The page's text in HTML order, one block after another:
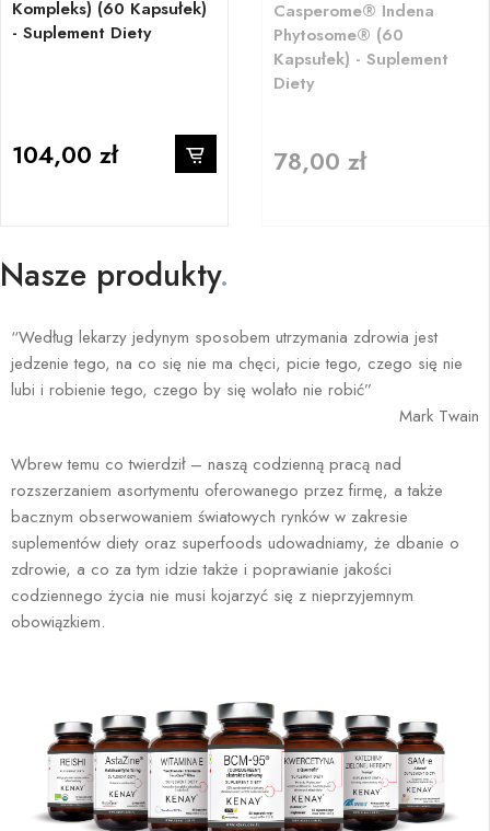
Kompleks) (60 Kapsułek)
- Suplement Diety
104,00 zł
Casperome® Indena
Phytosome® (60
Kapsułek) - Suplement
Diety
78,00 zł
Nasze produkty.
“Według lekarzy jedynym sposobem utrzymania zdrowia jest
jedzenie tego, na co się nie ma chęci, picie tego, czego się nie
lubi i robienie tego, czego by się wolało nie robić”
Mark Twain
Wbrew temu co twierdził – naszą codzienną pracą nad
rozszerzaniem asortymentu oferowanego przez firmę, a także
bacznym obserwowaniem światowych rynków w zakresie
suplementów diety oraz superfoods udowadniamy, że dbanie o
zdrowie, a co za tym idzie także i poprawianie jakości
codziennego życia nie musi kojarzyć się z nieprzyjemnym
obowiązkiem.